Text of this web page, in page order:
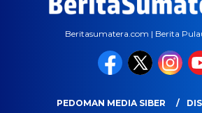
Beritasumatera.com | Berita
PEDOMAN MEDIA SIBER